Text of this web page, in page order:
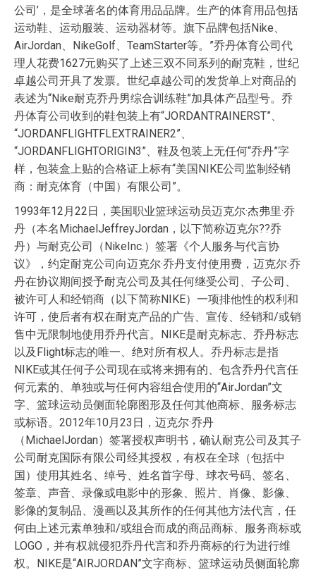
公司’，是全球著名的体育用品品牌。生产的体育用品包括
运动鞋、运动服装、运动器材等。旗下品牌包括Nike、
AirJordan、NikeGolf、TeamStarter等。”乔丹体育公司代
理人花费1627元购买了上述三双不同系列的耐克鞋，世纪
卓越公司开具了发票。世纪卓越公司的发货单上对商品的
表述为“Nike耐克乔丹男综合训练鞋”加具体产品型号。乔
丹体育公司收到的鞋包装上有“JORDANTRAINERST”、
“JORDANFLIGHTFLEXTRAINER2”、
“JORDANFLIGHTORIGIN3”、鞋及包装上无任何“乔丹”字
样，包装盒上贴的合格证上标有“美国NIKE公司监制经销
商：耐克体育（中国）有限公司”。
1993年12月22日，美国职业篮球运动员迈克尔·杰弗里·乔
丹（本名MichaelJeffreyJordan，以下简称迈克尔??乔
丹）与耐克公司（NikeInc.）签署《个人服务与代言协
议》，约定耐克公司向迈克尔·乔丹支付使用费，迈克尔·乔
丹在协议期间授予耐克公司及其任何继受公司、子公司、
被许可人和经销商（以下简称NIKE）一项排他性的权利和
许可，使后者有权在耐克产品的广告、宣传、经销和/或销
售中无限制地使用乔丹代言。NIKE是耐克标志、乔丹标志
以及Flight标志的唯一、绝对所有权人。乔丹标志是指
NIKE或其任何子公司现在或将来拥有的、包含乔丹代言任
何元素的、单独或与任何内容组合使用的“AirJordan”文
字、篮球运动员侧面轮廓图形及任何其他商标、服务标志
或标语。2012年10月23日，迈克尔·乔丹
（MichaelJordan）签署授权声明书，确认耐克公司及其子
公司耐克国际有限公司经其授权，有权在全球（包括中
国）使用其姓名、绰号、姓名首字母、球衣号码、签名、
签章、声音、录像或电影中的形象、照片、肖像、影像、
影像的复制品、漫画以及其所作的任何其他方法代言，任
何由上述元素单独和/或组合而成的商品商标、服务商标或
LOGO，并有权就侵犯乔丹代言和乔丹商标的行为进行维
权。NIKE是“AIRJORDAN”文字商标、篮球运动员侧面轮廓